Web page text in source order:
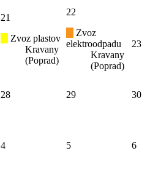
21
Zvoz plastov
Kravany
(Poprad)
22
Zvoz
elektroodpadu
Kravany
(Poprad)
23
28 29 30
4 5 6